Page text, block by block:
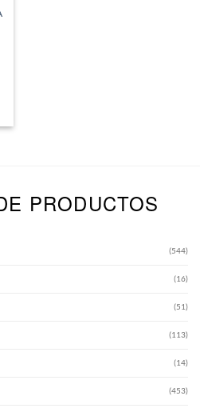
PRODUCTOS
(544)
(16)
(51)
(113)
(14)
(453)